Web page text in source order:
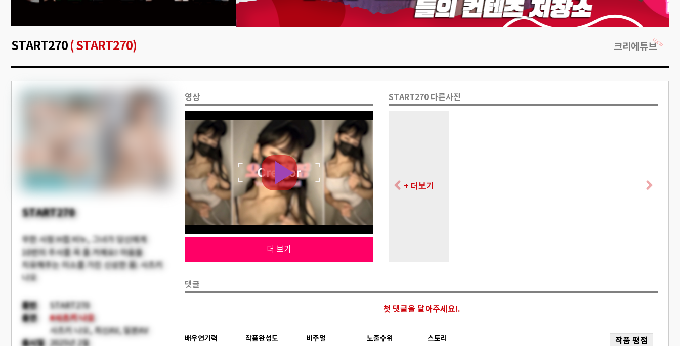
크리에튜브
START270 ( START270)
START270
무한 사정 H컵 비누, 그녀가 당신에게
10번의 주사를 꼭 줄 거예요! 마음을
치유해주는 미소를 가진 신성한 몸: 사츠키
나오
품번 START270
출연 #사츠키 나오
사츠키 나오, 최신AV, 일본AV
출시일 2025년 2월
영상
더 보기
START270 다른사진
+ 더보기
댓글
첫 댓글을 달아주세요!.
배우연기력 작품완성도 비주얼 노출수위 스토리 작품 평점